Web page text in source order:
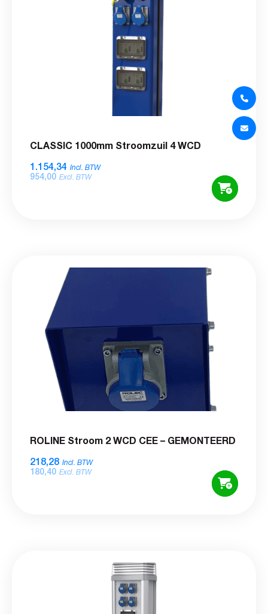
CLASSIC 1000mm Stroomzuil 4 WCD
1.154,34 Incl. BTW
954,00 Excl. BTW
ROLINE Stroom 2 WCD CEE – GEMONTEERD
218,28 Incl. BTW
180,40 Excl. BTW